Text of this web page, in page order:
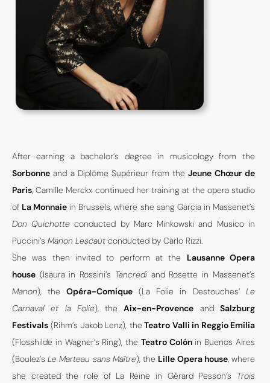
After earning a bachelor’s degree in musicology from the
Sorbonne and a Diplôme Supérieur from theJeune Chœur de
Paris, Camille Merckx continued her training at the opera studio
of La Monnaie in Brussels, where she sang Garcia in Massenet’s
Don Quichotte conducted by Marc Minkowski and Musico in
Puccini’s Manon Lescaut conducted by Carlo Rizzi.
She was then invited to perform at the Lausanne Opera
house (Isaura in Rossini’s Tancrediand Rosette in Massenet’s
Manon), the Opéra-Comique(La Folie in Destouches’Le
Carnaval et la Folie), theAix-en-Provence and Salzburg
Festivals (Rihm’s Jakob Lenz), the Teatro Valli in Reggio Emilia
(Flosshilde in Wagner’s Ring), the Teatro Colónin Buenos Aires
(Boulez’sLe Marteau sans Maître), the Lille Opera house, where
she created the role of La Reine in Gérard Pesson’s Trois